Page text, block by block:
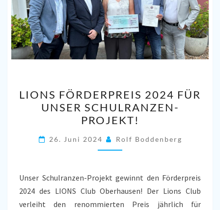
FÖRDERPREIS
2024
FÜR
UNSER
SCHULRANZEN-
LIONS FÖRDERPREIS 2024 FÜR
UNSER SCHULRANZEN-
PROJEKT!
26. Juni 2024 Rolf Boddenberg
Unser Schulranzen-Projekt gewinnt den Förderpreis
2024 des LIONS Club Oberhausen! Der Lions Club
verleiht den renommierten Preis jährlich für